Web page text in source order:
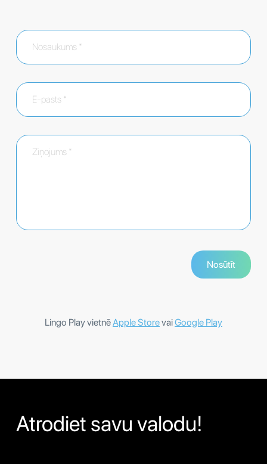
Lingo Play vietnēApple StorevaiGoogle Play
Atrodiet savu valodu!